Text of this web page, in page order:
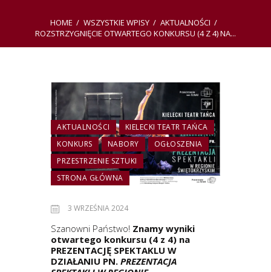
HOME WSZYSTKIE WPISY
AKTUALNOŚCI
ROZSTRZYGNIĘCIE OTWARTEGO KONKURSU (4 Z 4) NA...
AKTUALNOŚCI
KIELECKI TEATR TAŃCA
KONKURS
NABORY
OGŁOSZENIA
PRZESTRZENIE SZTUKI
STRONA GŁÓWNA
3 WRZEŚNIA 2024
Szanowni Państwo! Znamy wyniki
otwartego konkursu (4 z 4) na
PREZENTACJĘ SPEKTAKLU W
DZIAŁANIU PN. PREZENTACJA